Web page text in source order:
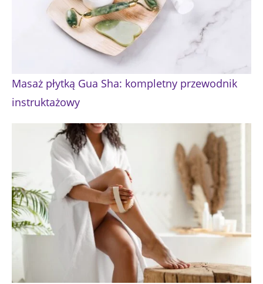
Masaż płytką Gua Sha: kompletny przewodnik
instruktażowy